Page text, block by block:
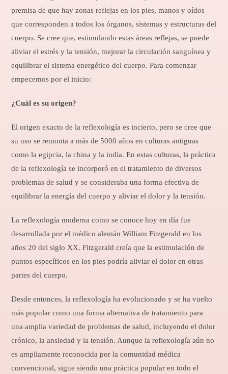
premisa de que hay zonas reflejas en los pies, manos y oídos
que corresponden a todos los órganos, sistemas y estructuras del
cuerpo. Se cree que, estimulando estas áreas reflejas, se puede
aliviar el estrés y la tensión, mejorar la circulación sanguínea y
equilibrar el sistema energético del cuerpo. Para comenzar
empecemos por el inicio:
¿Cuál es su origen?
El origen exacto de la reflexología es incierto, pero se cree que
su uso se remonta a más de 5000 años en culturas antiguas
como la egipcia, la china y la india. En estas culturas, la práctica
de la reflexología se incorporó en el tratamiento de diversos
problemas de salud y se consideraba una forma efectiva de
equilibrar la energía del cuerpo y aliviar el dolor y la tensión.
La reflexología moderna como se conoce hoy en día fue
desarrollada por el médico alemán William Fitzgerald en los
años 20 del siglo XX. Fitzgerald creía que la estimulación de
puntos específicos en los pies podría aliviar el dolor en otras
partes del cuerpo.
Desde entonces, la reflexología ha evolucionado y se ha vuelto
más popular como una forma alternativa de tratamiento para
una amplia variedad de problemas de salud, incluyendo el dolor
crónico, la ansiedad y la tensión. Aunque la reflexología aún no
es ampliamente reconocida por la comunidad médica
convencional, sigue siendo una práctica popular en todo el